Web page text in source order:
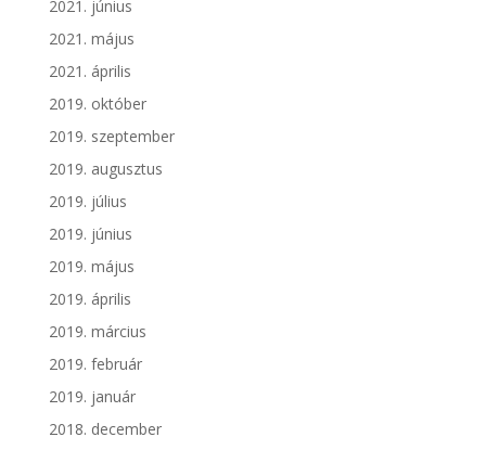
2021. június
2021. május
2021. április
2019. október
2019. szeptember
2019. augusztus
2019. július
2019. június
2019. május
2019. április
2019. március
2019. február
2019. január
2018. december